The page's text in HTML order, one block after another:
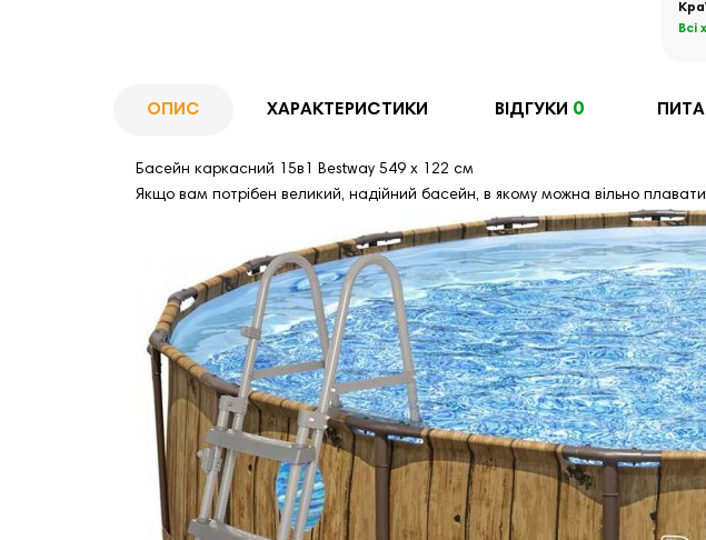
Всі
ОПИС ХАРАКТЕРИСТИКИ ВІДГУКИ 0
Басейн каркасний 15в1 Bestway 549 x 122 см
Якщо вам потрібен великий, надійний басейн, в якому можна вільно